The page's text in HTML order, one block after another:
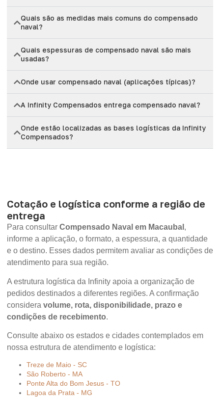
Quais são as medidas mais comuns do compensado
naval?
Quais espessuras de compensado naval são mais
usadas?
Onde usar compensado naval (aplicações típicas)?
A Infinity Compensados entrega compensado naval?
Onde estão localizadas as bases logísticas da Infinity
Compensados?
Cotação e logística conforme a região de
entrega
Para consultar Compensado Naval em Macaubal ,
informe a aplicação, o formato, a espessura, a quantidade
e o destino. Esses dados permitem avaliar as condições de
atendimento para sua região.
A estrutura logística da Infinity apoia a organização de
pedidos destinados a diferentes regiões. A confirmação
considera volume, rota, disponibilidade, prazo e
condições de recebimento.
Consulte abaixo os estados e cidades contemplados em
nossa estrutura de atendimento e logística:
Treze de Maio - SC
São Roberto - MA
Ponte Alta do Bom Jesus - TO
Lagoa da Prata - MG